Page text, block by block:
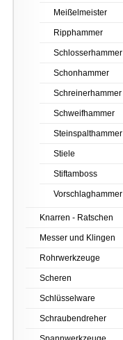
Meißelmeister
Ripphammer
Schlosserhammer
Schonhammer
Schreinerhammer
Schweifhammer
Steinspalthammer
Stiele
Stiftamboss
Vorschlaghammer
Knarren - Ratschen
Messer und Klingen
Rohrwerkzeuge
Scheren
Schlüsselware
Schraubendreher